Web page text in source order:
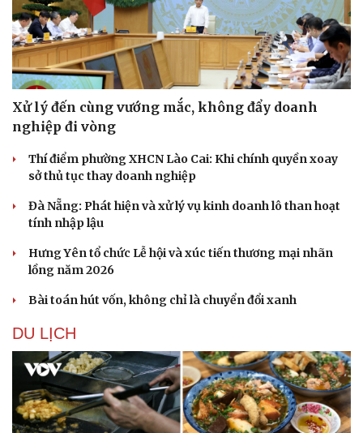
Xử lý đến cùng vướng mắc, không đẩy doanh
nghiệp đi vòng
Thí điểm phường XHCN Lào Cai: Khi chính quyền xoay
sở thủ tục thay doanh nghiệp
Đà Nẵng: Phát hiện và xử lý vụ kinh doanh lô than hoạt
tính nhập lậu
Hưng Yên tổ chức Lễ hội và xúc tiến thương mại nhãn
lồng năm 2026
Bài toán hút vốn, không chỉ là chuyển đổi xanh
DU LỊCH